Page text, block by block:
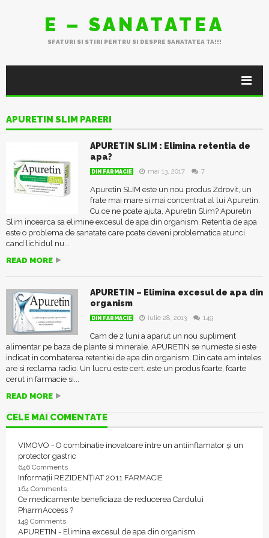
E – SANATATEA
SFATURI SI STIRI PENTRU SI DESPRE SANATATEA TA!!!
APURETIN SLIM PARERI
APURETIN SLIM : Elimina retentia de
apa?
DIN FARMACIE mai 13, 2017 7
Apuretin SLIM este un nou produs Zdrovit, un
frate mai mare si mai concentrat al lui Apuretin.
Cu ce ne poate ajuta, Apuretin Slim? Apuretin
Slim incearca sa elimine excesul de apa din organism. Retentia de apa
este o problema de sanatate care poate deveni problematica atunci
cand lichidul nu...
READ MORE
APURETIN – Elimina excesul de apa din
organism
DIN FARMACIE iulie 28, 2013 149
Cam de 2 luni a aparut un nou supliment
alimentar pe baza de plante si minerale. APURETIN se numeste si este
indicat in combaterea retentiei de apa din organism. Din cate am inteles
are si reclama radio. Un lucru este cert..este un produs foarte, foarte
cerut in farmacie si...
READ MORE
CELE MAI COMENTATE
VIMOVO - O combinație inovatoare între un antiinflamator și un
protector gastric
646 Comments
Informații REZIDENȚIAT 2011 FARMACIE
164 Comments
Ce medicamente beneficiaza de reducerea Cardului
PharmAccess ?
149 Comments
APURETIN - Elimina excesul de apa din organism